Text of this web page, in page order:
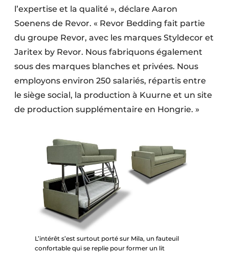
l’expertise et la qualité », déclare Aaron
Soenens de Revor. « Revor Bedding fait partie
du groupe Revor, avec les marques Styldecor et
Jaritex by Revor. Nous fabriquons également
sous des marques blanches et privées. Nous
employons environ 250 salariés, répartis entre
le siège social, la production à Kuurne et un site
de production supplémentaire en Hongrie. »
L’intérêt s’est surtout porté sur Mila, un fauteuil
confortable qui se replie pour former un lit